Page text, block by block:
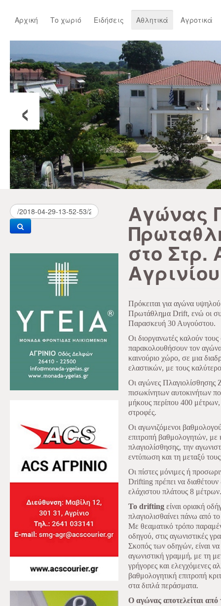
Αρχική Το χωριό Ειδήσεις Αθλητικά Αγροτικά
‹
Αγώνας
στο Στρ.
Αγρινίου
Πρόκειται για αγώνα
Πρωτάθλημα Drift, ενώ οι
Παρασκευή 30 Αυγούστου.
Οι διοργανωτές καλούν
παρακολουθήσουν τον
καινούριο χώρο, σε μια
ελαστικών, με τους
Οι αγώνες Πλαγιολίσθησης
πισωκίνητων αυτοκινήτων
μήκους περίπου 400
στροφές.
Οι αγωνιζόμενοι
επιτροπή βαθμολογητών, με
πλαγιολίσθησης, την
εντύπωση και τη μεταξύ
Οι πίστες μόνιμες ή
Drifting πρέπει να
ελάχιστου πλάτους 8 μέτρων.
Το drifting είναι οριακή
πλαγιολισθαίνει πάνω από
Με θεαματικό τρόπο
οδηγού, στις αγωνιστικές
Σκοπός των οδηγών, είναι να
αγωνιστική γραμμή, με τη
γρήγορες και ελεγχόμενες
βαθμολογητική επιτροπή
στα διπλά περάσματα.
Ο αγώνας αποτελείται